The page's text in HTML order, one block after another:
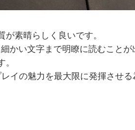
素晴らしく良いです。
い文字まで明瞭に読むことが
の魅力を最大限に発揮させ